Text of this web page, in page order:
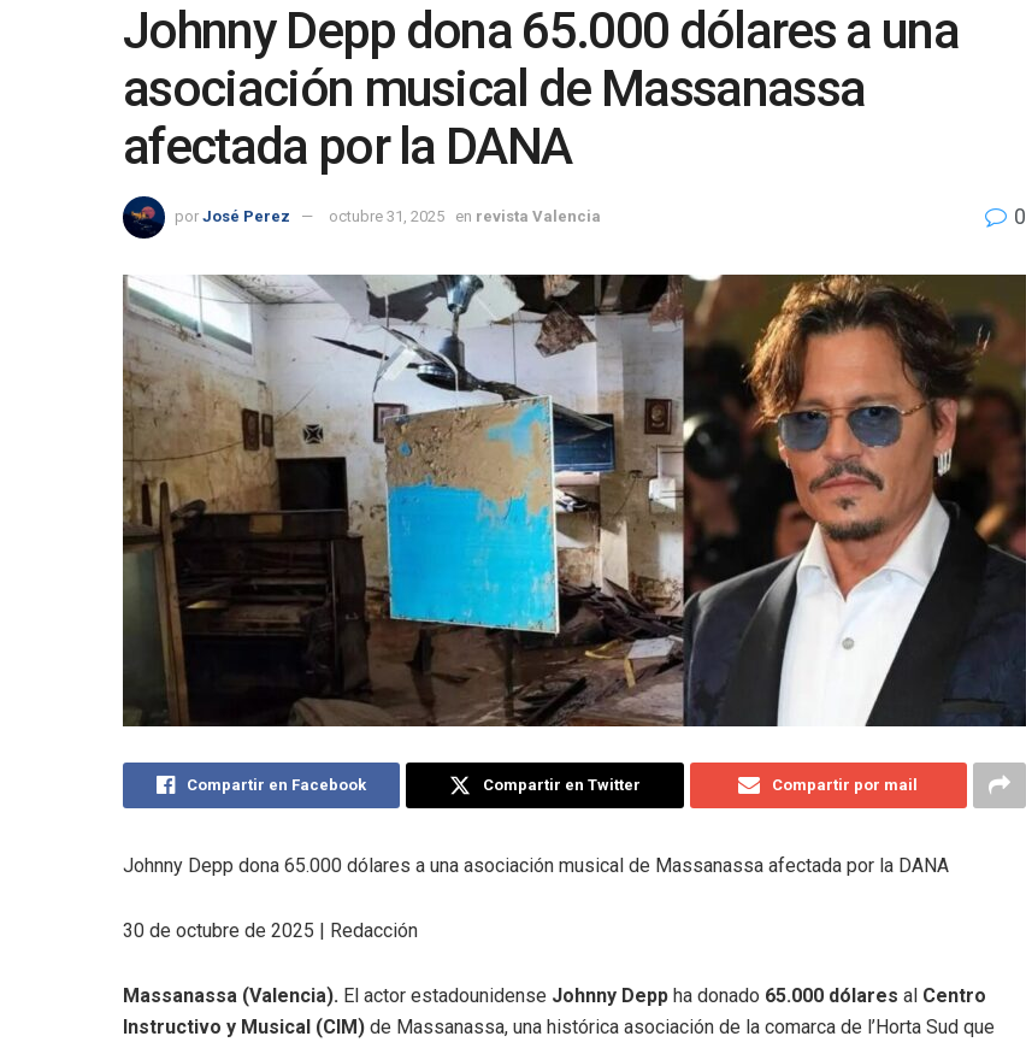
Johnny Depp dona 65.000 dólares a una
asociación musical de Massanassa
afectada por la DANA
por José Perez octubre 31, 2025 en revista Valencia 0
Compartir en Facebook Compartir en Twitter Compartir por mail
Johnny Depp dona 65.000 dólares a una asociación musical de Massanassa afectada por la DANA
30 de octubre de 2025 | Redacción
Massanassa (Valencia). El actor estadounidense Johnny Depp ha donado 65.000 dólares al Centro
Instructivo y Musical (CIM) de Massanassa, una histórica asociación de la comarca de l’Horta Sud que